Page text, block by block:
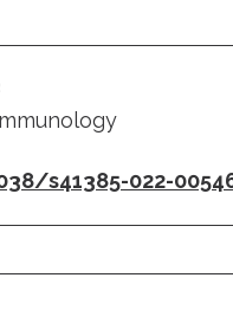
s41385-022-